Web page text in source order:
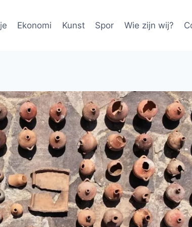
Ekonomi Kunst Spor Wie zijn wij?